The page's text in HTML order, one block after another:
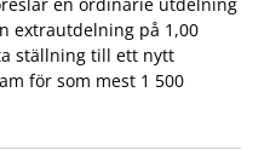
extrautdelning på 1,00
ställning till ett nytt
för som mest 1 500